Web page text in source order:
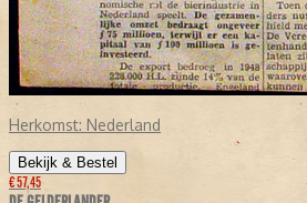
Herkomst: Nederland
Bekijk & Bestel
€ 57,45